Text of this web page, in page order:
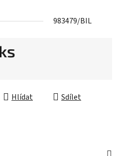
983479/BIL
Hlídat Sdílet